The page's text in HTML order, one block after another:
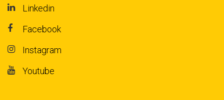
Linkedin
Facebook
Instagram
Youtube